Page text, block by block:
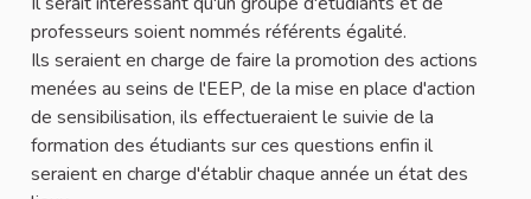
professeurs soient nommés référents égalité.
Ils seraient en charge de faire la promotion des actions
menées au seins de l'EEP, de la mise en place d'action
de sensibilisation, ils effectueraient le suivie de la
formation des étudiants sur ces questions enfin il
seraient en charge d'établir chaque année un état des